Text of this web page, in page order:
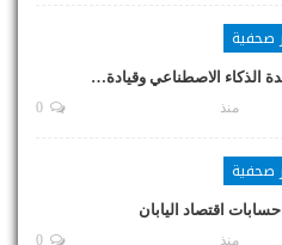
صحفية
الذكاء الاصطناعي وقيادة…
منذ
صحفية
اقتصاد اليابان
منذ